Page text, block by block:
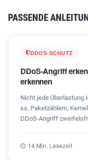
PASSENDE
DDOS-SCHUTZ
DDoS-Angriff
erkennen
Nicht jede Überlastung
ss, Paketzählern,
DDoS-Angriff
14 Min. Lesezeit